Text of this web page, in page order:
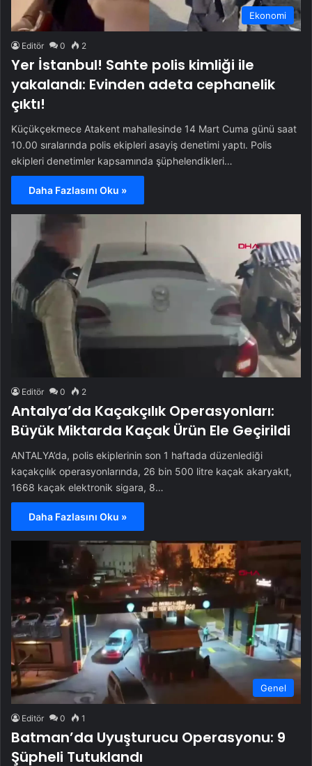
Ekonomi
Editör 0 2
Yer İstanbul! Sahte polis kimliği ile
yakalandı: Evinden adeta cephanelik
çıktı!
Küçükçekmece Atakent mahallesinde 14 Mart Cuma günü saat
10.00 sıralarında polis ekipleri asayiş denetimi yaptı. Polis
ekipleri denetimler kapsamında şüphelendikleri…
Daha Fazlasını Oku »
Editör 0 2
Antalya’da Kaçakçılık Operasyonları:
Büyük Miktarda Kaçak Ürün Ele Geçirildi
ANTALYA’da, polis ekiplerinin son 1 haftada düzenlediği
kaçakçılık operasyonlarında, 26 bin 500 litre kaçak akaryakıt,
1668 kaçak elektronik sigara, 8…
Daha Fazlasını Oku »
Genel
Editör 0 1
Batman’da Uyuşturucu Operasyonu: 9
Şüpheli Tutuklandı